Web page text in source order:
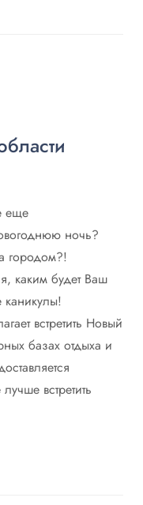
еще
ночь?
городом?!
каким будет Ваш
встретить Новый
базах отдыха и
встретить